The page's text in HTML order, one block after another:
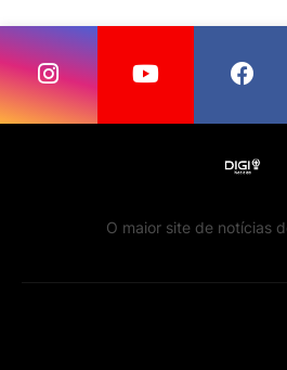
O maior site de notícias